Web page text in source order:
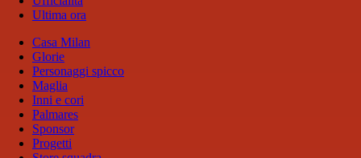
Ultima ora
Casa Milan
Glorie
Personaggi spicco
Maglia
Inni e cori
Palmares
Sponsor
Progetti